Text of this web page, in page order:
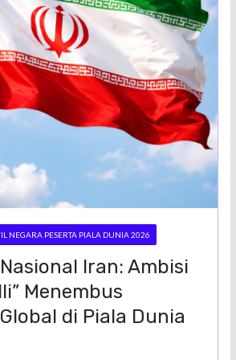
NEGARA PESERTA PIALA DUNIA 2026
Iran: Ambisi
Menembus
di Piala Dunia